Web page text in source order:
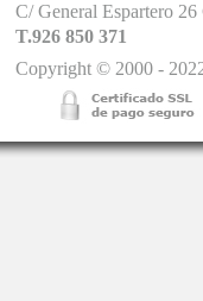
C/ General Espartero
T.926 850 371
Copyright © 2000 -